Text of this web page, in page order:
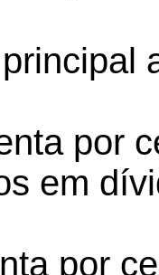
por
em
por